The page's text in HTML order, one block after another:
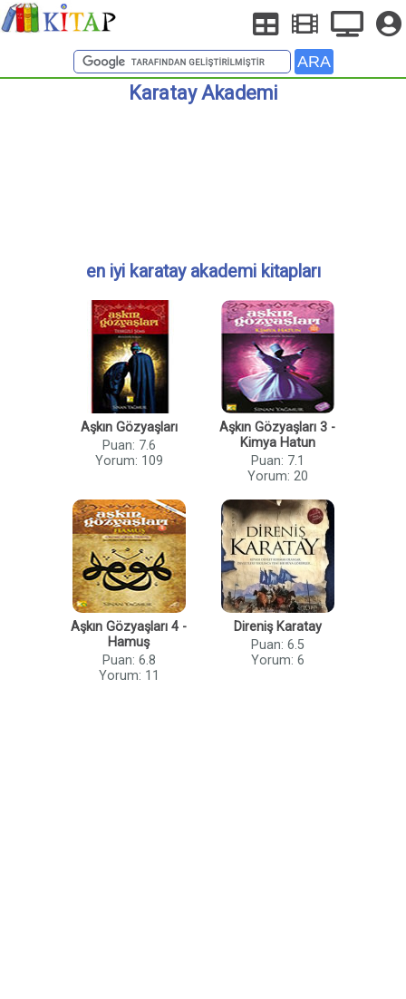
Karatay Akademi
en iyi karatay akademi kitapları
Aşkın Gözyaşları
Puan: 7.6
Yorum: 109
Aşkın Gözyaşları 3 -
Kimya Hatun
Puan: 7.1
Yorum: 20
Aşkın Gözyaşları 4 -
Hamuş
Puan: 6.8
Yorum: 11
Direniş Karatay
Puan: 6.5
Yorum: 6